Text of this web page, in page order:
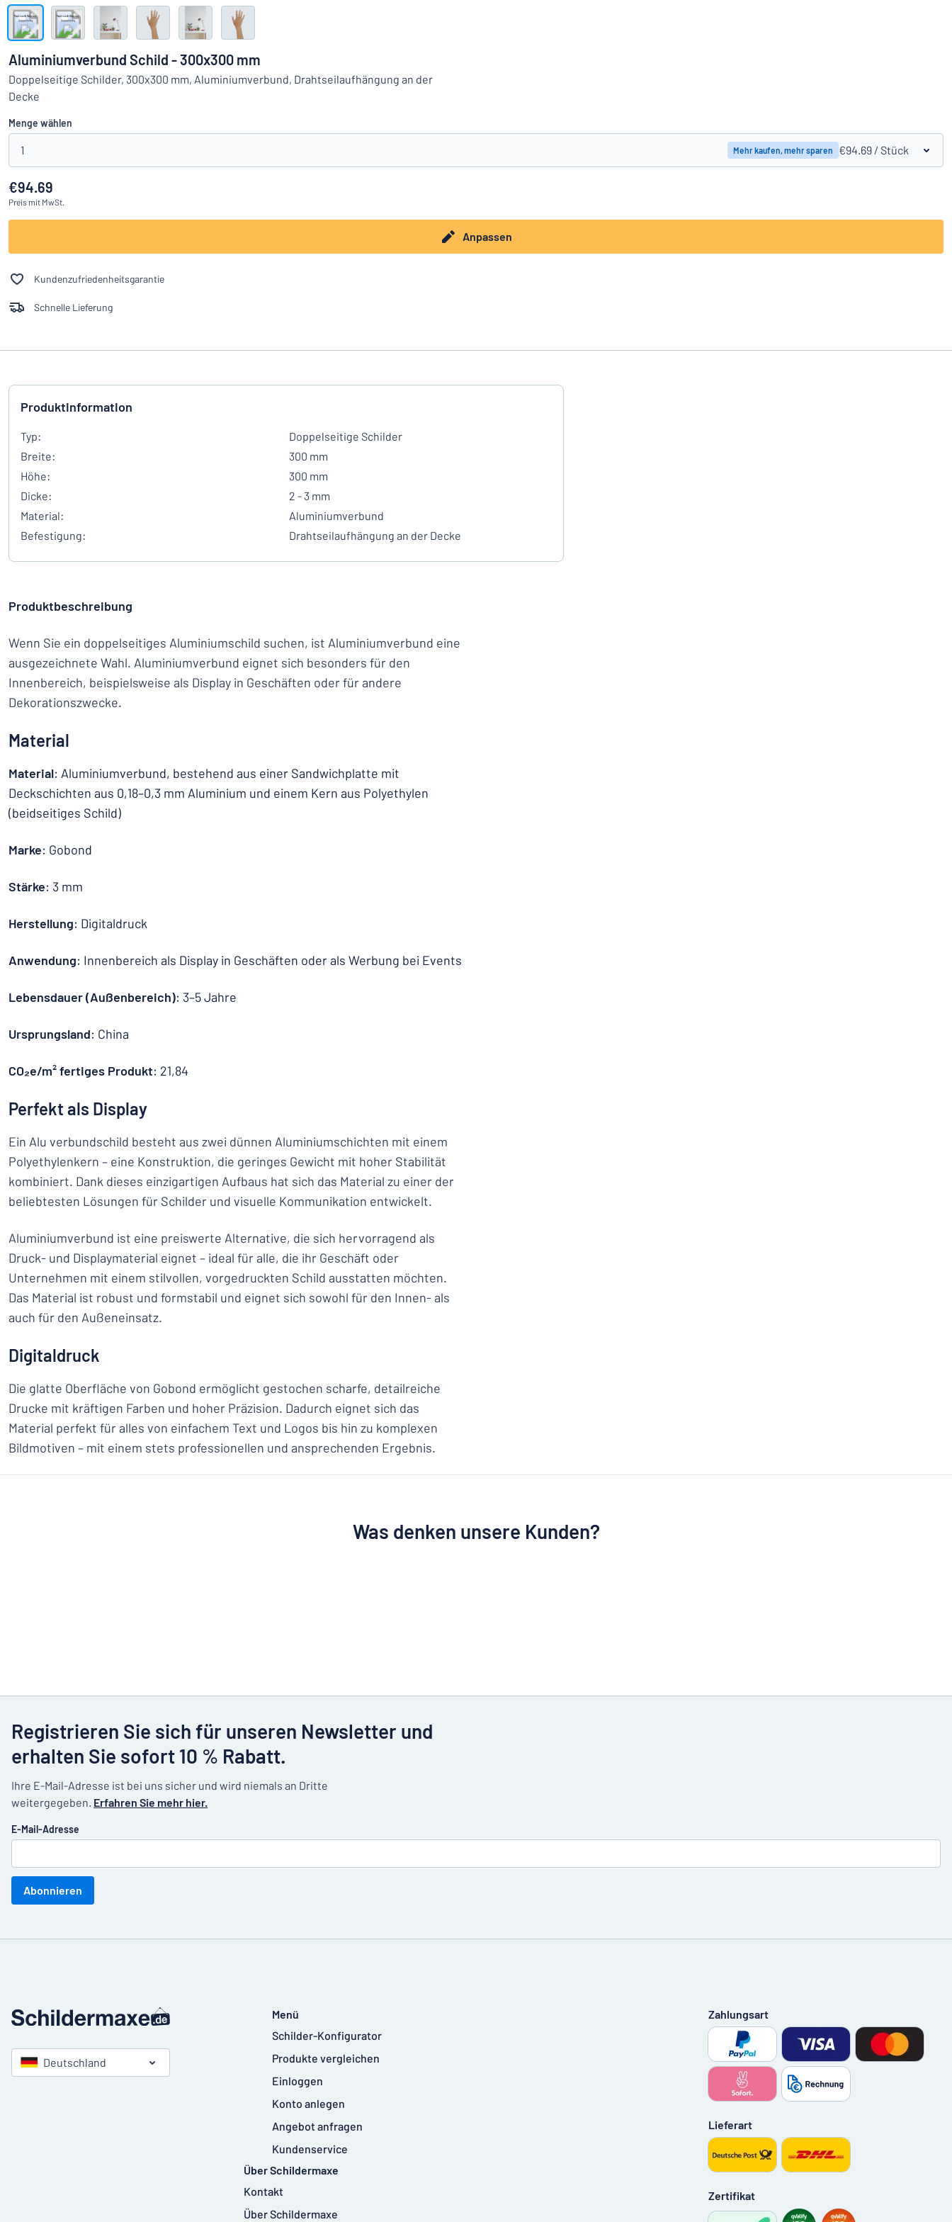
Das Gesuchte nicht gefunden? Schild hier entwerfen
Alle Kategorien anzeigen
Einloggen
Aluminiumverbund Schild - 300x300 mm
Doppelseitige Schilder, 300x300 mm, Aluminiumverbund, Drahtseilaufhängung an der
Decke
Menge wählen
1 Mehr kaufen, mehr sparen €94.69 / Stück
€94.69
Preis mit MwSt.
Anpassen
Kundenzufriedenheitsgarantie
Schnelle Lieferung
Produktinformation
Typ:
Doppelseitige Schilder
Breite:
300 mm
Höhe:
300 mm
Dicke:
2 - 3 mm
Material:
Aluminiumverbund
Befestigung:
Drahtseilaufhängung an der Decke
Produktbeschreibung
Wenn Sie ein doppelseitiges Aluminiumschild suchen, ist Aluminiumverbund eine
ausgezeichnete Wahl. Aluminiumverbund eignet sich besonders für den
Innenbereich, beispielsweise als Display in Geschäften oder für andere
Dekorationszwecke.
Material
Material: Aluminiumverbund, bestehend aus einer Sandwichplatte mit
Deckschichten aus 0,18–0,3 mm Aluminium und einem Kern aus Polyethylen
(beidseitiges Schild)
Marke: Gobond
Stärke: 3 mm
Herstellung: Digitaldruck
Anwendung: Innenbereich als Display in Geschäften oder als Werbung bei Events
Lebensdauer (Außenbereich): 3–5 Jahre
Ursprungsland: China
CO₂e/m² fertiges Produkt: 21,84
Perfekt als Display
Ein Alu verbundschild besteht aus zwei dünnen Aluminiumschichten mit einem
Polyethylenkern – eine Konstruktion, die geringes Gewicht mit hoher Stabilität
kombiniert. Dank dieses einzigartigen Aufbaus hat sich das Material zu einer der
beliebtesten Lösungen für Schilder und visuelle Kommunikation entwickelt.
Aluminiumverbund ist eine preiswerte Alternative, die sich hervorragend als
Druck- und Displaymaterial eignet – ideal für alle, die ihr Geschäft oder
Unternehmen mit einem stilvollen, vorgedruckten Schild ausstatten möchten.
Das Material ist robust und formstabil und eignet sich sowohl für den Innen- als
auch für den Außeneinsatz.
Digitaldruck
Die glatte Oberfläche von Gobond ermöglicht gestochen scharfe, detailreiche
Drucke mit kräftigen Farben und hoher Präzision. Dadurch eignet sich das
Material perfekt für alles von einfachem Text und Logos bis hin zu komplexen
Bildmotiven – mit einem stets professionellen und ansprechenden Ergebnis.
Was denken unsere Kunden?
Registrieren Sie sich für unseren Newsletter und
erhalten Sie sofort 10 % Rabatt.
Ihre E-Mail-Adresse ist bei uns sicher und wird niemals an Dritte
weitergegeben. Erfahren Sie mehr hier.
E-Mail-Adresse
Abonnieren
Deutschland
Menü
Schilder-Konfigurator
Produkte vergleichen
Einloggen
Konto anlegen
Angebot anfragen
Kundenservice
Über Schildermaxe
Kontakt
Über Schildermaxe
Zahlungsart
Lieferart
Zertifikat